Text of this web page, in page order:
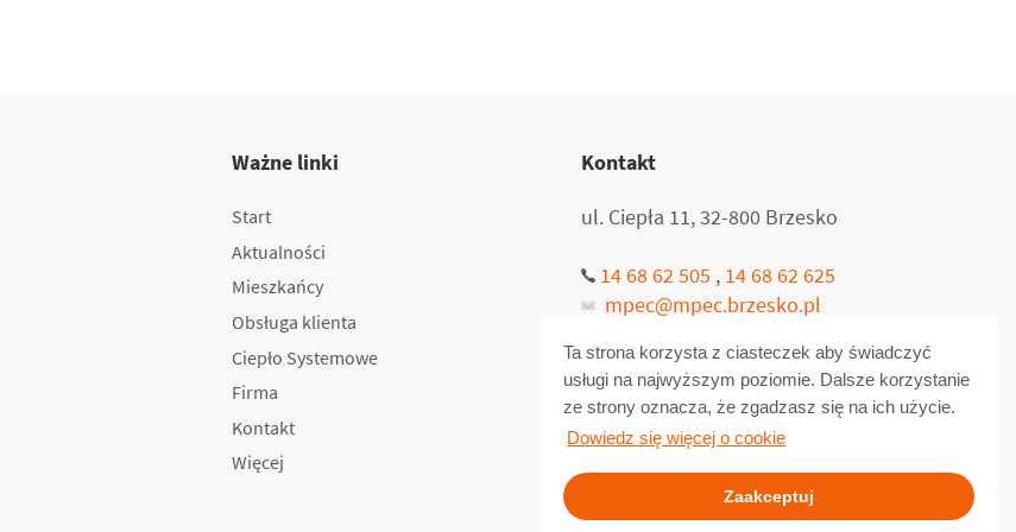
Ta strona korzysta z ciasteczek aby świadczyć
usługi na najwyższym poziomie. Dalsze korzystanie
ze strony oznacza, że zgadzasz się na ich użycie.
Dowiedz się więcej o cookie
Zaakceptuj
Ważne linki
Start
Aktualności
Mieszkańcy
Obsługa klienta
Ciepło Systemowe
Firma
Kontakt
Więcej
Kontakt
ul. Ciepła 11, 32-800 Brzesko
14 68 62 505 , 14 68 62 625
mpec@mpec.brzesko.pl
Pn-Pt: 7.00 – 15.00